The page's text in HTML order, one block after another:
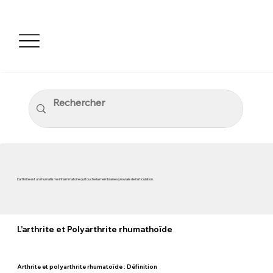
L’arthrite est un rhumatisme inflammatoire qui touche la membrane synoviale de l’articulation.
L’arthrite et Polyarthrite rhumathoïde
Arthrite et polyarthrite rhumatoïde : Définition